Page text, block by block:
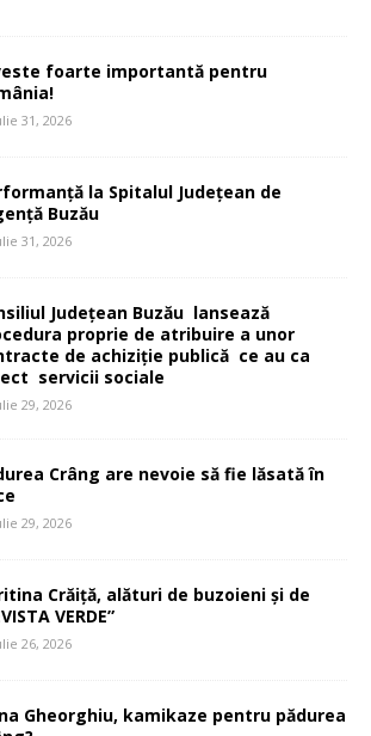
foarte importantă pentru
31, 2026
la Spitalul Județean de
Buzău
31, 2026
Județean Buzău lansează
proprie de atribuire a unor
de achiziție publică ce au ca
servicii sociale
29, 2026
Crâng are nevoie să fie lăsată în
29, 2026
Crăiță, alături de buzoieni și de
VERDE”
26, 2026
Gheorghiu, kamikaze pentru pădurea